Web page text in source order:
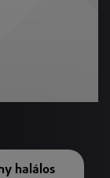
halálos